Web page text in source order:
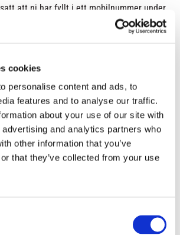
cookies
personalise content and ads, to
features and to analyse our traffic.
about your use of our site with
and analytics partners who
other information that you’ve
that they’ve collected from your use
att ni har fyllt i ett mobilnummer under
Ni får även en bekräftelse via e-mail när vi
innehåller ett sändningsnummer samt en
något som ni har beställt ej finns i lager så
ett email till er och erbjuder de alternativ
in i lager igen?
något slutsålt kommer in i lager igen och
beroende på vilken produkt det är.
England, Kina, Pakistan, Danmark och